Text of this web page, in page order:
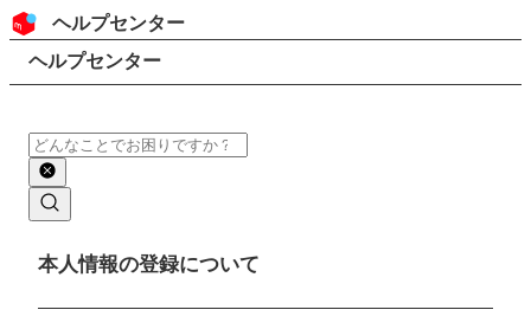
コンテンツにスキップ
ヘッダー
ヘルプセンター
検索
パンくずリスト
ヘルプセンター
検索
メインコンテンツ
本人情報の登録について